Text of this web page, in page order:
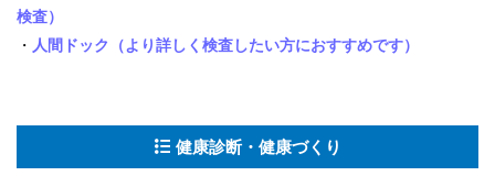
検査）
・ 人間ドック（より詳しく検査したい方におすすめです）
健康診断・健康づくり